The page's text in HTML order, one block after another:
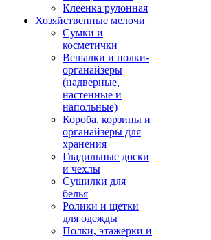
Клеенка рулонная
Хозяйственные мелочи
Сумки и
косметички
Вешалки и полки-
органайзеры
(надверные,
настенные и
напольные)
Короба, корзины и
органайзеры для
хранения
Гладильные доски
и чехлы
Сушилки для
белья
Ролики и щетки
для одежды
Полки, этажерки и